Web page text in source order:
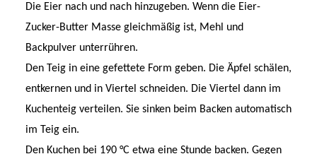
Die Eier nach und nach hinzugeben. Wenn die Eier-
Zucker-Butter Masse gleichmäßig ist, Mehl und
Backpulver unterrühren.
Den Teig in eine gefettete Form geben. Die Äpfel schälen,
entkernen und in Viertel schneiden. Die Viertel dann im
Kuchenteig verteilen. Sie sinken beim Backen automatisch
im Teig ein.
Den Kuchen bei 190 °C etwa eine Stunde backen. Gegen